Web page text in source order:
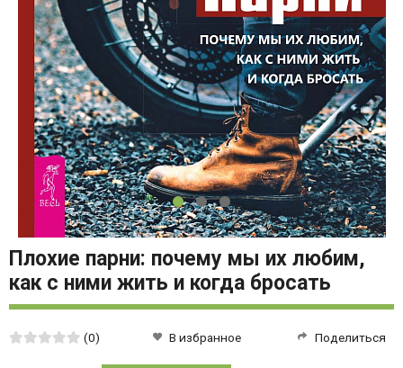
Плохие парни: почему мы их любим,
как с ними жить и когда бросать
Средняя
(0) В избранное Поделиться